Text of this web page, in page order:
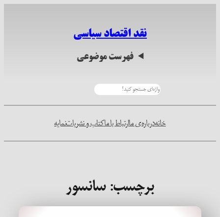
نقد اقتصاد سیاسی
فهرست موضوعی
خانهدرباره‌ی ماارتباط با ماکتاب و نشریاتنمایه
برچسب:سانسور